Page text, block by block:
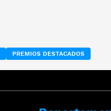
PREMIOS DESTACADOS